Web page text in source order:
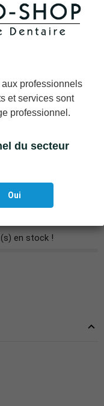
en stock !
professionnels
et services sont
professionnel.
du secteur
Oui